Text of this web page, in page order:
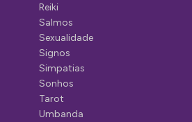
Reiki
Salmos
Sexualidade
Signos
Simpatias
Sonhos
Tarot
Umbanda